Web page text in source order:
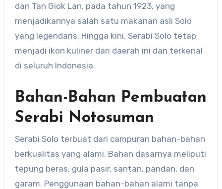
dan Tan Giok Lan, pada tahun 1923, yang
menjadikannya salah satu makanan asli Solo
yang legendaris. Hingga kini, Serabi Solo tetap
menjadi ikon kuliner dari daerah ini dan terkenal
di seluruh Indonesia.
Bahan-Bahan Pembuatan
Serabi Notosuman
Serabi Solo terbuat dari campuran bahan-bahan
berkualitas yang alami. Bahan dasarnya meliputi
tepung beras, gula pasir, santan, pandan, dan
garam. Penggunaan bahan-bahan alami tanpa